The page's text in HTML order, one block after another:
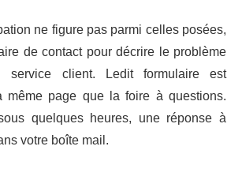
ne figure pas parmi celles posées,
de contact pour décrire le problème
service client. Ledit formulaire est
même page que la foire à questions.
quelques heures, une réponse à
votre boîte mail.